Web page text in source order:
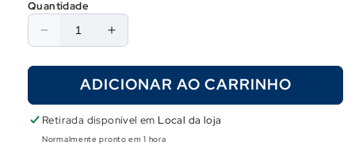
Quantidade
Diminuir
quantidade
Rolha
para
canos
Aumentar
quantidade
de
Rolha
para
canos
ADICIONAR AO CARRINHO
Retirada disponível em Local da loja
Normalmente pronto em 1 hora